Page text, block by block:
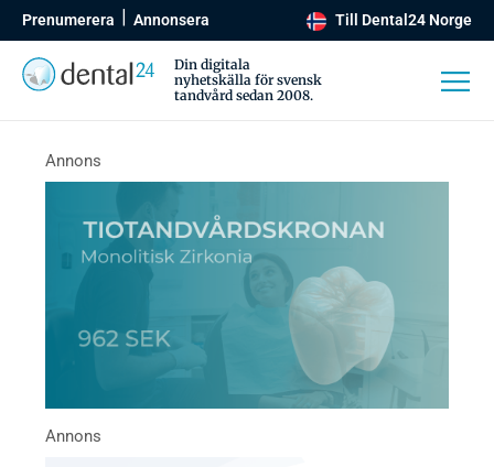
Prenumerera Annonsera Till Dental24 Norge
Din digitala
nyhetskälla för svensk
tandvård sedan 2008.